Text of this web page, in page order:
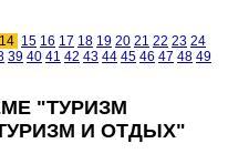
14 15 16 17 18 19 20 21 22 23 24
39 40 41 42 43 44 45 46 47 48 49
"ТУРИЗМ
И ОТДЫХ"